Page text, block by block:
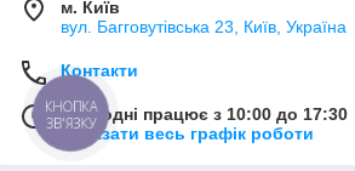
м. Київ
вул. Багговутівська 23, Київ, Україна
Контакти
Сьогодні працює з 10:00 до 17:30
Показати весь графік роботи
КНОПКА
ЗВ'ЯЗКУ